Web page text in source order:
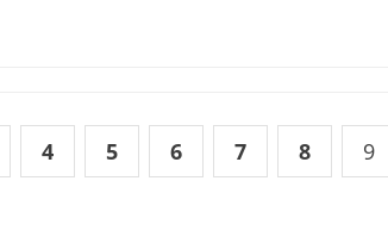
4 5 6 7 8 9